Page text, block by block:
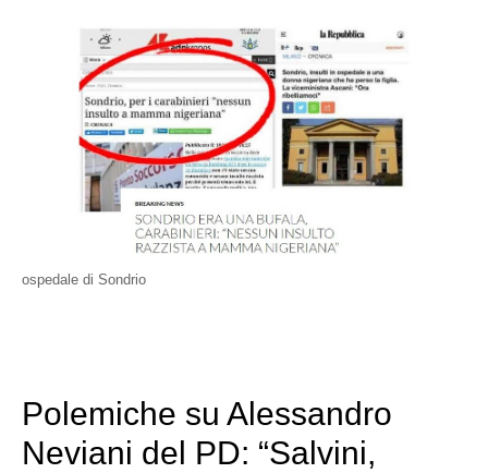
ospedale di Sondrio
Polemiche su Alessandro
Neviani del PD: “Salvini,